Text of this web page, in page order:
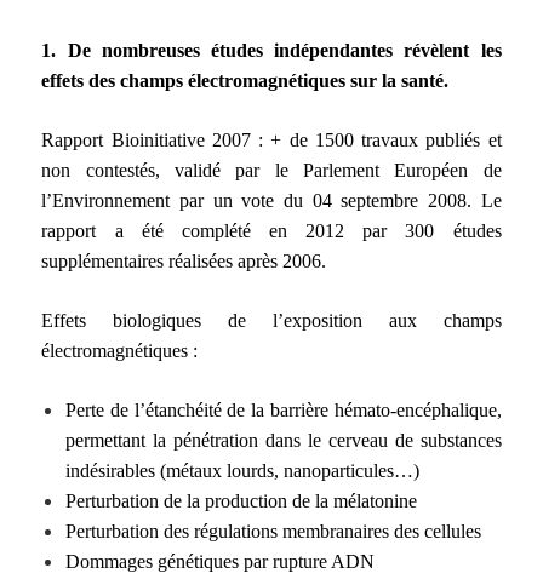
1. De nombreuses études indépendantes révèlent les
effets des champs électromagnétiques sur la santé.
Rapport Bioinitiative 2007 : + de 1500 travaux publiés et
non contestés, validé par le Parlement Européen de
l’Environnement par un vote du 04 septembre 2008. Le
rapport a été complété en 2012 par 300 études
supplémentaires réalisées après 2006.
Effets biologiques de l’exposition aux champs
électromagnétiques :
Perte de l’étanchéité de la barrière hémato-encéphalique,
permettant la pénétration dans le cerveau de substances
indésirables (métaux lourds, nanoparticules…)
Perturbation de la production de la mélatonine
Perturbation des régulations membranaires des cellules
Dommages génétiques par rupture ADN